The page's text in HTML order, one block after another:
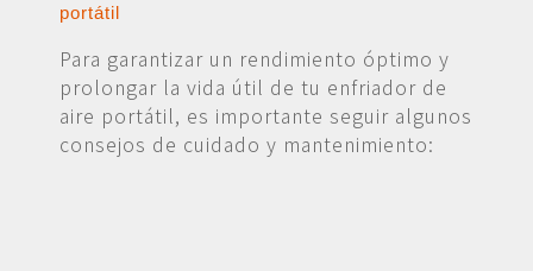
portátil
Para garantizar un rendimiento óptimo y
prolongar la vida útil de tu enfriador de
aire portátil, es importante seguir algunos
consejos de cuidado y mantenimiento: